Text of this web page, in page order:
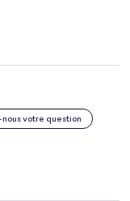
votre question